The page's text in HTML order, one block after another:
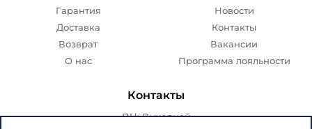
Гарантия
Доставка
Возврат
О нас
Новости
Контакты
Вакансии
Программа лояльности
Контакты
ПН: Выходной